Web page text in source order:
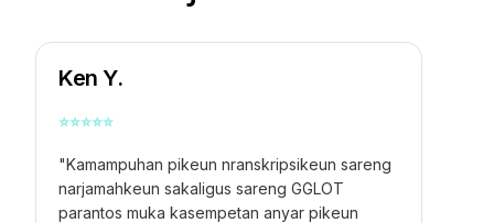
Ken Y.
⭐⭐⭐⭐⭐
"Kamampuhan pikeun nranskripsikeun sareng
narjamahkeun sakaligus sareng GGLOT
parantos muka kasempetan anyar pikeun